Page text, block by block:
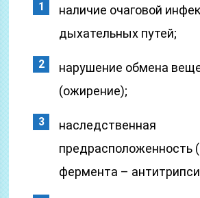
наличие очаговой
дыхательных путей;
нарушение обмена
(ожирение);
наследственная
предрасположенность
фермента –